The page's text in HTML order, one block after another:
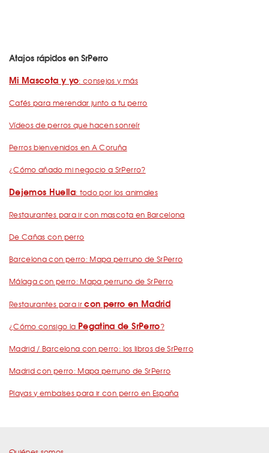
Atajos rápidos en SrPerro
Mi Mascota y yo: consejos y más
Cafés para merendar junto a tu perro
Vídeos de perros que hacen sonreír
Perros bienvenidos en A Coruña
¿Cómo añado mi negocio a SrPerro?
Dejemos Huella: todo por los animales
Restaurantes para ir con mascota en Barcelona
De Cañas con perro
Barcelona con perro: Mapa perruno de SrPerro
Málaga con perro: Mapa perruno de SrPerro
Restaurantes para ircon perro en Madrid
¿Cómo consigo la Pegatina de SrPerro?
Madrid / Barcelona con perro: los libros de SrPerro
Madrid con perro: Mapa perruno de SrPerro
Playas y embalses para ir con perro en España